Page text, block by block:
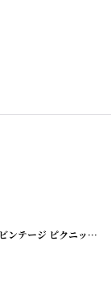
[20200408-5]
ビンテージ ピクニックバスケット